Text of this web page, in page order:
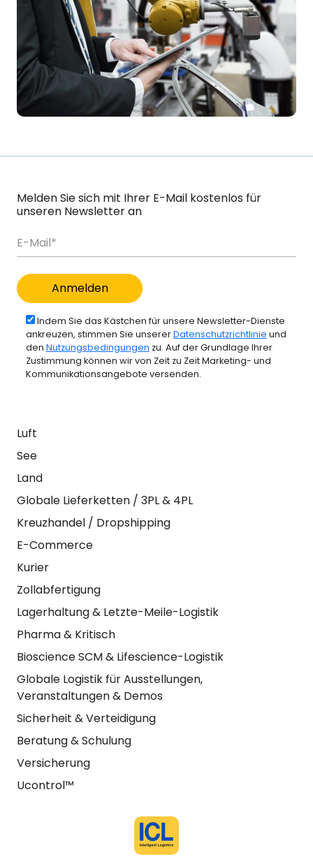
Melden Sie sich mit Ihrer E-Mail kostenlos für
unseren Newsletter an
Indem Sie das Kästchen für unsere Newsletter-Dienste
ankreuzen, stimmen Sie unsererDatenschutzrichtlinie und
den Nutzungsbedingungen zu. Auf der Grundlage Ihrer
Zustimmung können wir von Zeit zu Zeit Marketing- und
Kommunikationsangebote versenden.
Luft
See
Land
Globale Lieferketten / 3PL & 4PL
Kreuzhandel / Dropshipping
E-Commerce
Kurier
Zollabfertigung
Lagerhaltung & Letzte-Meile-Logistik
Pharma & Kritisch
Bioscience SCM & Lifescience-Logistik
Globale Logistik für Ausstellungen,
Veranstaltungen & Demos
Sicherheit & Verteidigung
Beratung & Schulung
Versicherung
Ucontrol™